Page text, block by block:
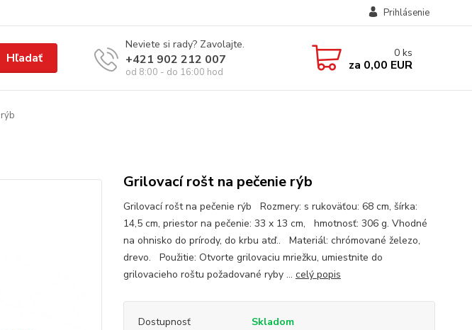
Prihlásenie
Hľadať
Neviete si rady? Zavolajte.
+421 902 212 007
od 8:00 - do 16:00 hod
0 ks
za 0,00 EUR
Grilovací rošt na pečenie rýb
Grilovací rošt na pečenie rýb Rozmery: s rukoväťou: 68 cm, šírka:
14,5 cm, priestor na pečenie: 33 x 13 cm, hmotnosť: 306 g. Vhodné
na ohnisko do prírody, do krbu atď.. Materiál: chrómované železo,
drevo. Použitie: Otvorte grilovaciu mriežku, umiestnite do
grilovacieho roštu požadované ryby ... celý popis
Dostupnosť Skladom